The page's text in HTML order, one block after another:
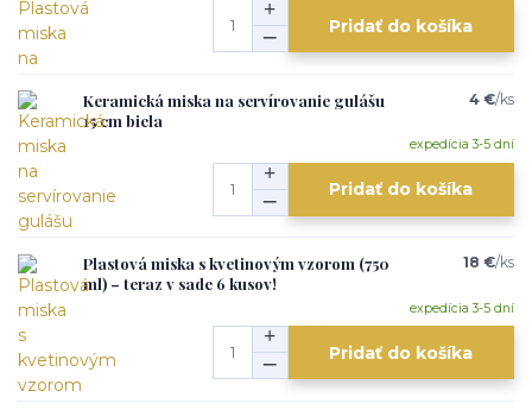
Pridať do košíka
Keramická miska na servírovanie gulášu
15 cm biela
4 €/ks
expedícia 3-5 dní
Pridať do košíka
Plastová miska s kvetinovým vzorom (750
ml) – teraz v sade 6 kusov!
18 €/ks
expedícia 3-5 dní
Pridať do košíka